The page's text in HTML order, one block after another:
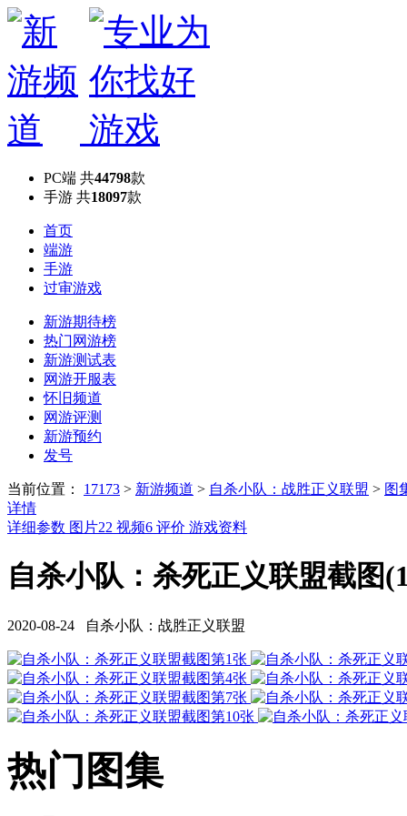
PC端 共44798款
手游 共18097款
首页
端游
手游
过审游戏
新游期待榜
热门网游榜
新游测试表
网游开服表
怀旧频道
网游评测
新游预约
发号
当前位置： 17173 > 新游频道 > 自杀小队：战胜正义联盟 > 图
详情
详细参数 图片22 视频6 评价 游戏资料
自杀小队：杀死正义联盟截图
2020-08-24 自杀小队：战胜正义联盟
热门图集